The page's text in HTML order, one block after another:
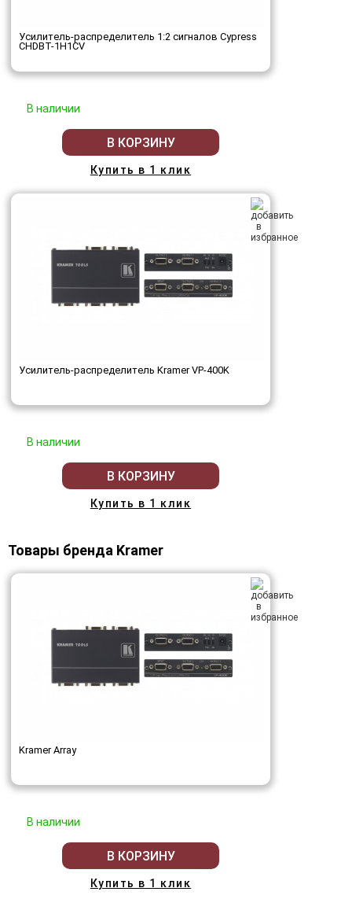
Усилитель-распределитель 1:2 сигналов Cypress
CHDBT-1H1CV
В наличии
В КОРЗИНУ
Купить в 1 клик
Усилитель-распределитель Kramer VP-400K
В наличии
В КОРЗИНУ
Купить в 1 клик
Товары бренда Kramer
Kramer Array
В наличии
В КОРЗИНУ
Купить в 1 клик